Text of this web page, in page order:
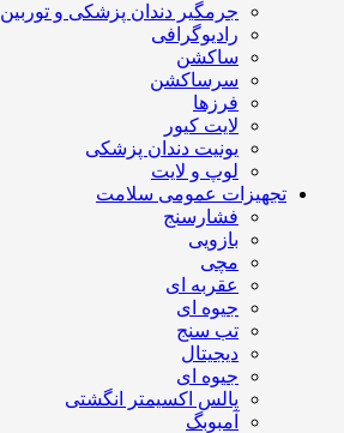
جرمگیر دندان پزشکی و توربین
رادیوگرافی
ساکشن
سرساکشن
فرزها
لایت کیور
یونیت دندان پزشکی
لوپ و لایت
تجهیزات عمومی سلامت
فشارسنج
بازویی
مچی
عقربه ای
جیوه ای
تب سنج
دیجیتال
جیوه ای
پالس اکسیمتر انگشتی
آمبوبگ